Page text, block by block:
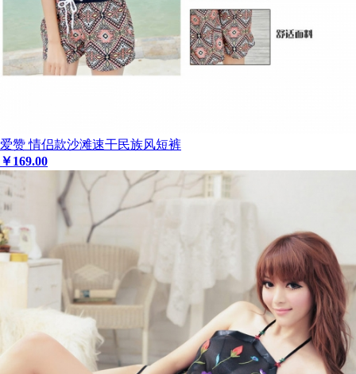
爱赞 情侣款沙滩速干民族风短裤
￥169.00